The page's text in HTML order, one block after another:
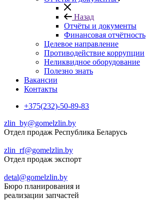
Назад
Отчёты и документы
Финансовая отчётность
Целевое направление
Противодействие коррупции
Неликвидное оборудование
Полезно знать
Вакансии
Контакты
+375(232)-50-89-83
zlin_by@gomelzlin.by
Отдел продаж Республика Беларусь
zlin_rf@gomelzlin.by
Отдел продаж экспорт
detal@gomelzlin.by
Бюро планирования и
реализации запчастей